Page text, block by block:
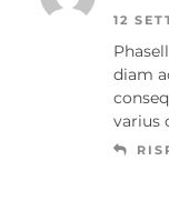
12
diam
varius